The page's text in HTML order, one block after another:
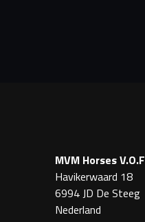
MVM Horses V.O.F
Havikerwaard 18
6994 JD De Steeg
Nederland